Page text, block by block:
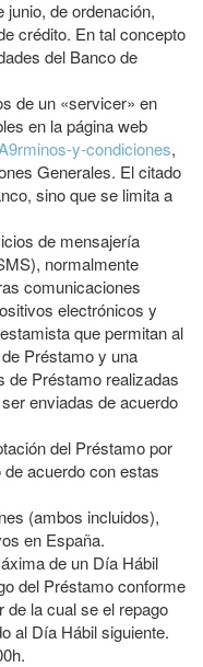
junio, de ordenación,
crédito. En tal concepto
del Banco de
de un «servicer» en
en la página web
y-condiciones,
Generales. El citado
sino que se limita a
de mensajería
normalmente
comunicaciones
electrónicos y
que permitan al
Préstamo y una
de Préstamo realizadas
enviadas de acuerdo
del Préstamo por
acuerdo con estas
(ambos incluidos),
en España.
de un Día Hábil
del Préstamo conforme
de la cual se el repago
al Día Hábil siguiente.